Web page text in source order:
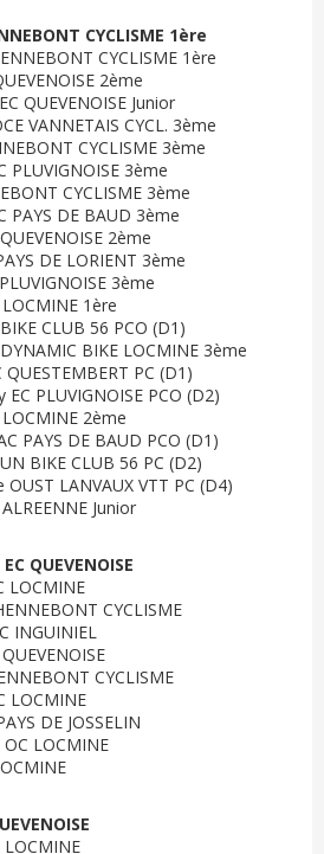
CYCLISME 1ère
CYCLISME 1ère
2ème
QUEVENOISE Junior
VANNETAIS CYCL. 3ème
CYCLISME 3ème
PLUVIGNOISE 3ème
CYCLISME 3ème
PAYS DE BAUD 3ème
2ème
DE LORIENT 3ème
3ème
1ère
CLUB 56 PCO (D1)
BIKE LOCMINE 3ème
PC (D1)
PLUVIGNOISE PCO (D2)
2ème
PAYS DE BAUD PCO (D1)
BIKE CLUB 56 PC (D2)
LANVAUX VTT PC (D4)
Junior
QUEVENOISE
LOCMINE
CYCLISME
INGUINIEL
CYCLISME
LOCMINE
DE JOSSELIN
LOCMINE
LOCMINE